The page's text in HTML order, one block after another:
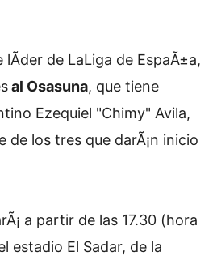
lÃ­der de LaLiga de EspaÃ±a,
al Osasuna, que tiene
Ezequiel "Chimy" Avila,
de los tres que darÃ¡n inicio
a partir de las 17.30 (hora
estadio El Sadar, de la